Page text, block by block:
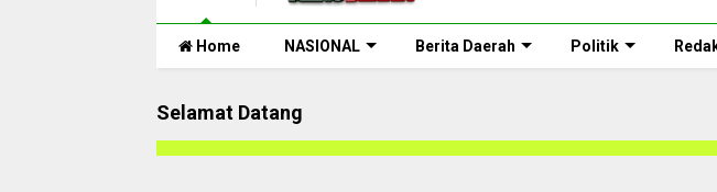
Home NASIONAL Berita Daerah Politik
Selamat Datang
Selamat